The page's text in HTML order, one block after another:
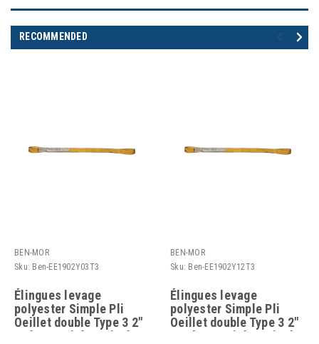
RECOMMENDED
BEN-MOR
Sku: Ben-EE1902Y03T3
Élingues levage
polyester Simple Pli
Oeillet double Type 3 2"
x 3' Capacité verticale
BEN-MOR
Sku: Ben-EE1902Y12T3
Élingues levage
polyester Simple Pli
Oeillet double Type 3 2"
x 12' Capacité verticale